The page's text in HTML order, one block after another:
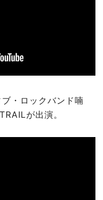
・ロックバンド喃
が出演。